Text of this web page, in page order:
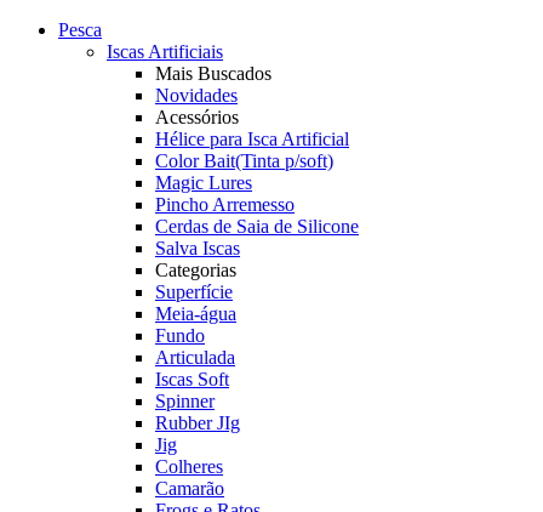
Pesca
Iscas Artificiais
Mais Buscados
Novidades
Acessórios
Hélice para Isca Artificial
Color Bait(Tinta p/soft)
Magic Lures
Pincho Arremesso
Cerdas de Saia de Silicone
Salva Iscas
Categorias
Superfície
Meia-água
Fundo
Articulada
Iscas Soft
Spinner
Rubber JIg
Jig
Colheres
Camarão